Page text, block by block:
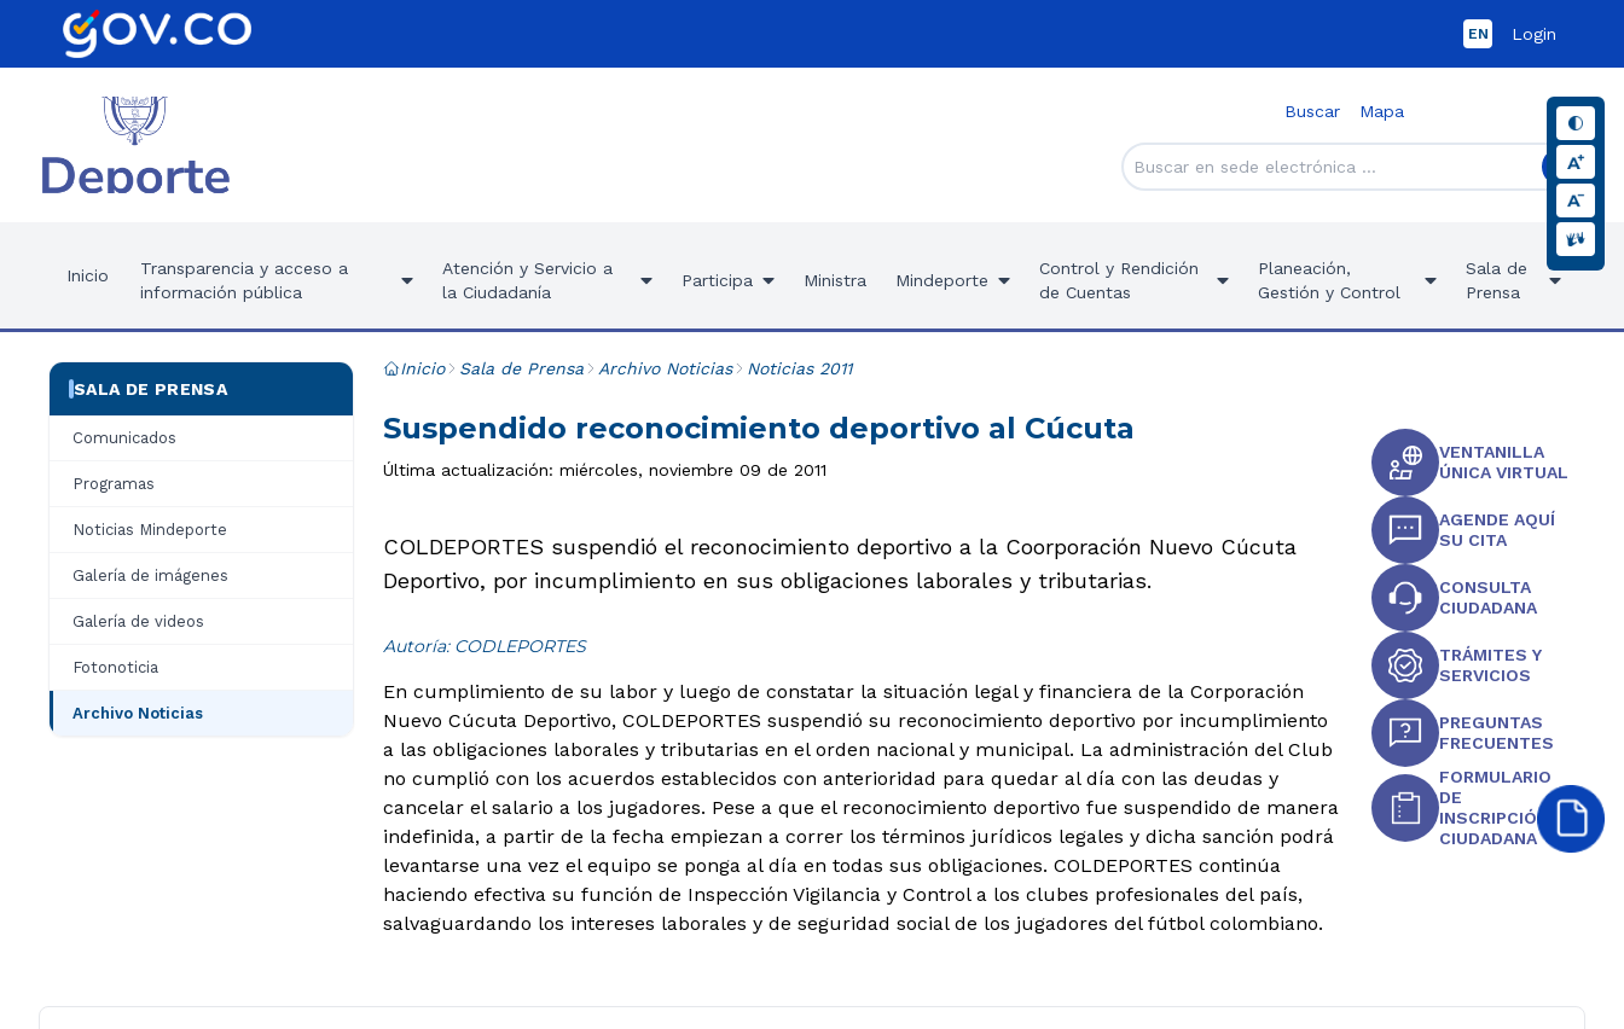
EN Login
Buscar Mapa
Inicio
Transparencia y acceso a
información pública
Atención y Servicio a
la Ciudadanía
Participa Ministra Mindeporte
Control y Rendición
de Cuentas
Planeación,
Gestión y Control
Sala de
Prensa
SALA DE PRENSA
Comunicados
Programas
Noticias Mindeporte
Galería de imágenes
Galería de videos
Fotonoticia
Archivo Noticias
Inicio Sala de Prensa Archivo Noticias Noticias 2011
Suspendido reconocimiento deportivo al Cúcuta
Última actualización: miércoles, noviembre 09 de 2011
COLDEPORTES suspendió el reconocimiento deportivo a la Coorporación Nuevo Cúcuta
Deportivo, por incumplimiento en sus obligaciones laborales y tributarias.
Autoría: CODLEPORTES
En cumplimiento de su labor y luego de constatar la situación legal y financiera de la Corporación
Nuevo Cúcuta Deportivo, COLDEPORTES suspendió su reconocimiento deportivo por incumplimiento
a las obligaciones laborales y tributarias en el orden nacional y municipal. La administración del Club
no cumplió con los acuerdos establecidos con anterioridad para quedar al día con las deudas y
cancelar el salario a los jugadores. Pese a que el reconocimiento deportivo fue suspendido de manera
indefinida, a partir de la fecha empiezan a correr los términos jurídicos legales y dicha sanción podrá
levantarse una vez el equipo se ponga al día en todas sus obligaciones. COLDEPORTES continúa
haciendo efectiva su función de Inspección Vigilancia y Control a los clubes profesionales del país,
salvaguardando los intereses laborales y de seguridad social de los jugadores del fútbol colombiano.
VENTANILLA
ÚNICA VIRTUAL
AGENDE AQUÍ
SU CITA
CONSULTA
CIUDADANA
TRÁMITES Y
SERVICIOS
PREGUNTAS
FRECUENTES
FORMULARIO
DE
INSCRIPCIÓN
CIUDADANA